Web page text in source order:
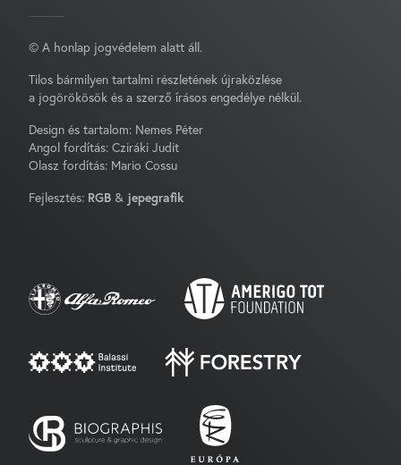
© A honlap jogvédelem alatt áll.
Tilos bármilyen tartalmi részletének újraközlése
a jogörökösök és a szerző írásos engedélye nélkül.
Design és tartalom: Nemes Péter
Angol fordítás: Cziráki Judit
Olasz fordítás: Mario Cossu
Fejlesztés: RGB & jepegrafik